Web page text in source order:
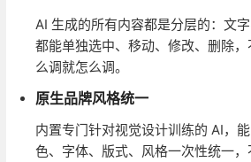
AI 生成的所有内容都是分层的：文
都能单独选中、移动、修改、删除
么调就怎么调。
原生品牌风格统一
内置专门针对视觉设计训练的 AI，
色、字体、版式、风格一次性统一